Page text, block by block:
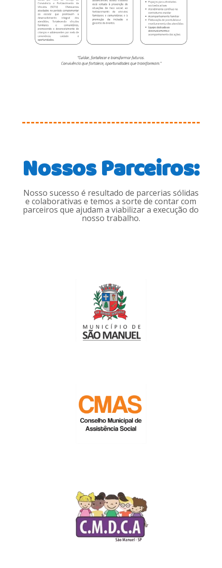
Nossos Parceiros:
Nosso sucesso é resultado de parcerias sólidas
e colaborativas e temos a sorte de contar com
parceiros que ajudam a viabilizar a execução do
nosso trabalho.